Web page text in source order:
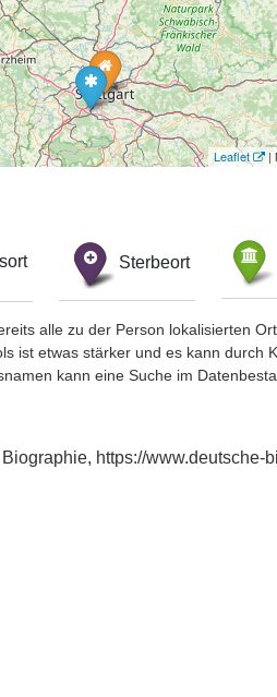
Leaflet |
Sterbeort
alle zu der Person lokalisierten
ist etwas stärker und es kann durch
kann eine Suche im
https://